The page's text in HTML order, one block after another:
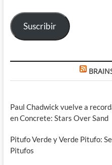
electrónico
Suscribir
Paul Chadwick vuelve a
en Concrete: Stars Over Sand
Pitufo Verde y Verde Pitufo:
Pitufos